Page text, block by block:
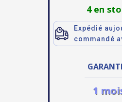
4 en
Expédié
commandé
1